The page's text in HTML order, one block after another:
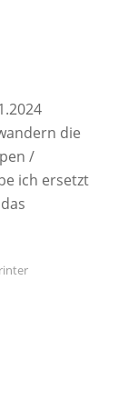
die
/
ich ersetzt